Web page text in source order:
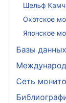
Шельф
Охотское
Японское
Базы данных
Сеть